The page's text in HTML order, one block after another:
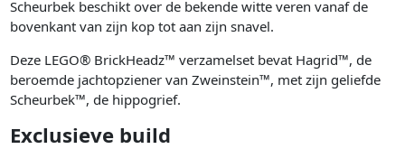
Scheurbek beschikt over de bekende witte veren vanaf de
bovenkant van zijn kop tot aan zijn snavel.
Deze LEGO® BrickHeadz™ verzamelset bevat Hagrid™, de
beroemde jachtopziener van Zweinstein™, met zijn geliefde
Scheurbek™, de hippogrief.
Exclusieve build